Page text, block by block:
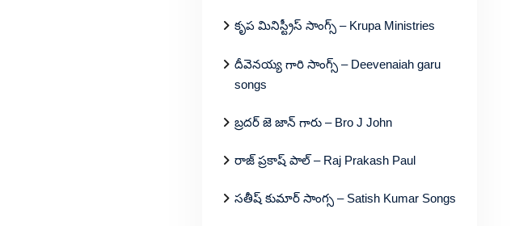
కృప మినిస్ట్రీస్ సాంగ్స్ – Krupa Ministries
దీవెనయ్య గారి సాంగ్స్ – Deevenaiah garu
songs
బ్రదర్ జె జాన్ గారు – Bro J John
రాజ్ ప్రకాష్ పాల్ – Raj Prakash Paul
సతీష్ కుమార్ సాంగ్స – Satish Kumar Songs